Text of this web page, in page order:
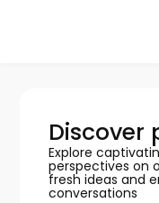
Discover
Explore
perspectives on
fresh ideas and
conversations